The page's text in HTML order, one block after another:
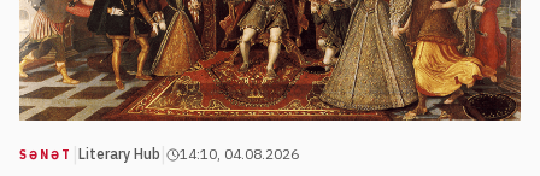
SƏNƏT Literary Hub 14:10, 04.08.2026